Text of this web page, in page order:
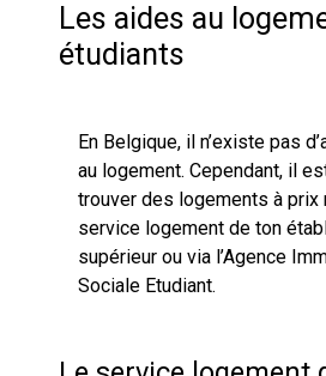
Les aides au
étudiants
En Belgique, il n’existe pas
au logement. Cependant, il
trouver des logements à prix
service logement de ton
supérieur ou via l’Agence
Sociale Etudiant.